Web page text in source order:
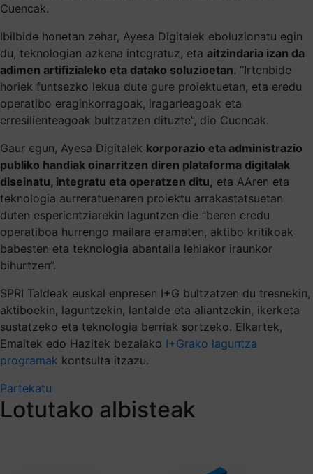
Cuencak.
Ibilbide honetan zehar, Ayesa Digitalek eboluzionatu egin
du, teknologian azkena integratuz, eta aitzindaria izan da
adimen artifizialeko eta datako soluzioetan. “Irtenbide
horiek funtsezko lekua dute gure proiektuetan, eta eredu
operatibo eraginkorragoak, iragarleagoak eta
erresilienteagoak bultzatzen dituzte”, dio Cuencak.
Gaur egun, Ayesa Digitalek korporazio eta administrazio
publiko handiak oinarritzen diren plataforma digitalak
diseinatu, integratu eta operatzen ditu, eta AAren eta
teknologia aurreratuenaren proiektu arrakastatsuetan
duten esperientziarekin laguntzen die “beren eredu
operatiboa hurrengo mailara eramaten, aktibo kritikoak
babesten eta teknologia abantaila lehiakor iraunkor
bihurtzen”.
SPRI Taldeak euskal enpresen I+G bultzatzen du tresnekin,
aktiboekin, laguntzekin, lantalde eta aliantzekin, ikerketa
sustatzeko eta teknologia berriak sortzeko. Elkartek,
Emaitek edo Hazitek bezalako I+Grako laguntza
programak kontsulta itzazu.
Partekatu
Lotutako albisteak